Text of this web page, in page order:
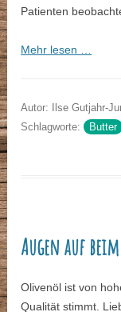
Patienten
Mehr lesen …
Autor: Ilse Gutjahr-
Schlagworte: Butter
Augen auf
Olivenöl ist von
Qualität stimmt.